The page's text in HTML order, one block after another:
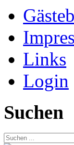
Links
Login
Suchen